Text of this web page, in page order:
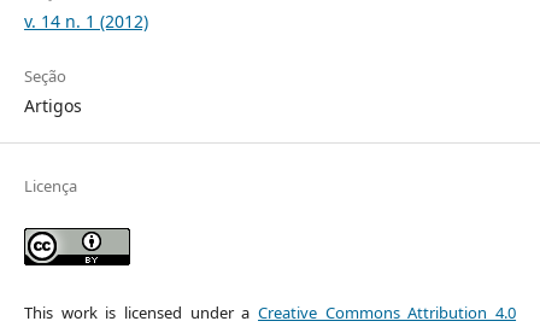
v. 14 n. 1 (2012)
Seção
Artigos
Licença
This work is licensed under aCreative Commons Attribution 4.0